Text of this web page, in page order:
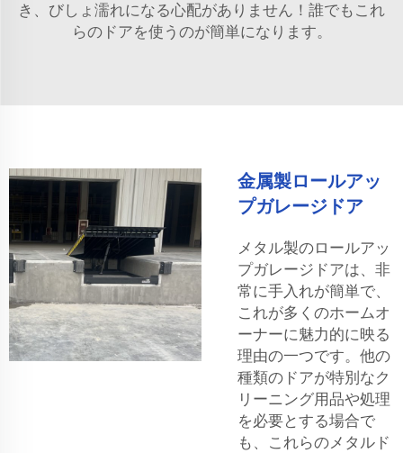
き、びしょ濡れになる心配がありません！誰でもこれ
らのドアを使うのが簡単になります。
金属製ロールアッ
プガレージドア
メタル製のロールアッ
プガレージドアは、非
常に手入れが簡単で、
これが多くのホームオ
ーナーに魅力的に映る
理由の一つです。他の
種類のドアが特別なク
リーニング用品や処理
を必要とする場合で
も、これらのメタルド